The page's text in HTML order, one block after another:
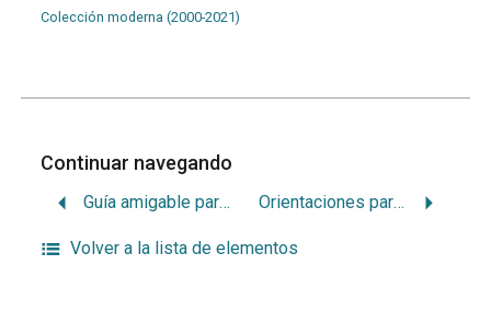
Colección moderna (2000-2021)
Continuar navegando
Guía amigable para promotoras/es comunitarias/os de salud buco-dental. Orientaciones para el equipo de salud del primer nivel de atención. Atención de la salud bucal de las gestantes y niños/as de 0 a 36 meses
Volver a la lista de elementos